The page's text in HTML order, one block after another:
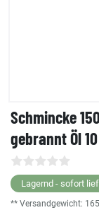
Schmincke
gebrannt Öl
Lagernd - sofort
** Versandgewicht: 165